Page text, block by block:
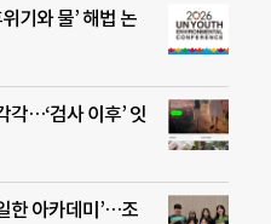
기와 물’ 해법 논
각…‘검사 이후’ 잇
한 아카데미’…조